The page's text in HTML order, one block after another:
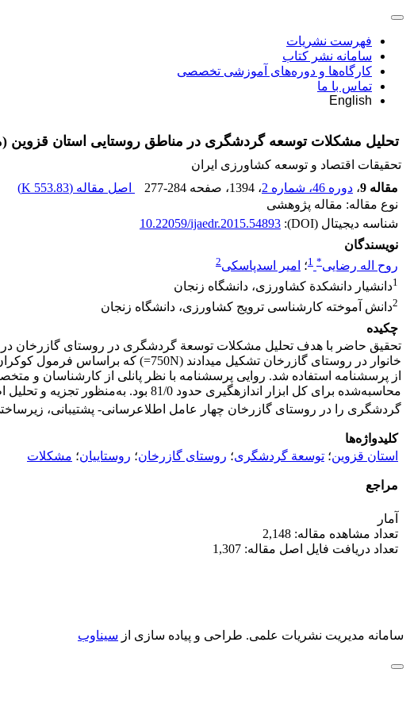
فهرست نشریات
سامانه نشر کتاب
کارگاه‌ها و دوره‌های آموزشی تخصصی
تماس با ما
English
تحلیل مشکلات توسعه گردشگری در مناطق روستایی استان قزوین
تحقیقات اقتصاد و توسعه کشاورزی ایران
مقاله 9
، دوره 46، شماره 2 ، 1394 ، صفحه 277-284 اصل مقاله (553.83 K
)
نوع مقاله: مقاله پژوهشی
شناسه دیجیتال (DOI):
10.22059/ijaedr.2015.54893
نویسندگان
روح اله رضایی*
1؛ امیر اسدپاسکی2
1دانشیار دانشکدة کشاورزی، دانشگاه زنجان
2دانش آموخته کارشناسی ترویج کشاورزی، دانشگاه زنجان
چکیده
تحقیق حاضر با هدف تحلیل مشکلات توسعة گردشگری در روستای گازرخان
از پرسشنامه استفاده شد. روایی پرسشنامه با نظر پانلی از کارشناسان و
محاسبه‌شده برای کل ابزار اندازه­گیری حدود 81/0 بود. به‌منظور تجزیه و تحلیل اطلاعات از نرم­افزار SPSS
گردشگری را در روستای گازرخان چهار عامل اطلاع­رسانی- پشتیبانی،
کلیدواژه‌ها
استان قزوین؛ توسعة گردشگری؛ روستای گازرخان؛ روستاییان؛ مشکلات
مراجع
آمار
تعداد مشاهده مقاله: 2,148
تعداد دریافت فایل اصل مقاله: 1,307
سامانه مدیریت نشریات علمی. طراحی و پیاده سازی از سیناوب